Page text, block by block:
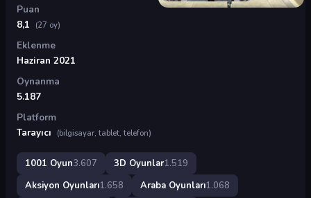
Puan
8,1
(27 oy)
Eklenme
Haziran 2021
Oynanma
5.187
Platform
Tarayıcı
(bilgisayar, tablet, telefon)
1001 Oyun3.607 3D Oyunlar1.519
Aksiyon Oyunları1.658 Araba Oyunları1.068